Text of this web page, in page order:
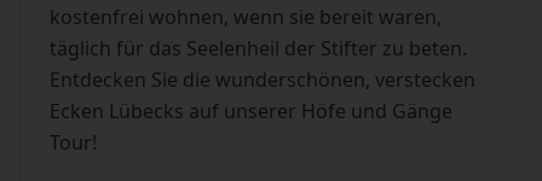
kostenfrei wohnen, wenn sie bereit waren,
täglich für das Seelenheil der Stifter zu beten.
Entdecken Sie die wunderschönen, verstecken
Ecken Lübecks auf unserer Höfe und Gänge
Tour!